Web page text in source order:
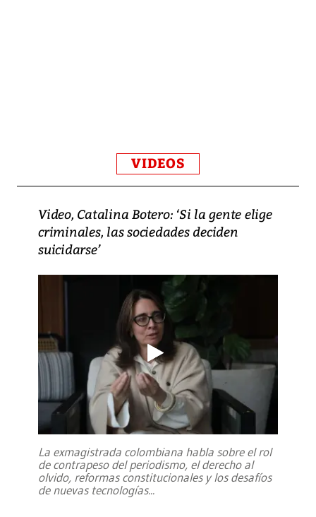
VIDEOS
Video, Catalina Botero: ‘Si la gente elige
criminales, las sociedades deciden
suicidarse’
La exmagistrada colombiana habla sobre el rol
de contrapeso del periodismo, el derecho al
olvido, reformas constitucionales y los desafíos
de nuevas tecnologías...